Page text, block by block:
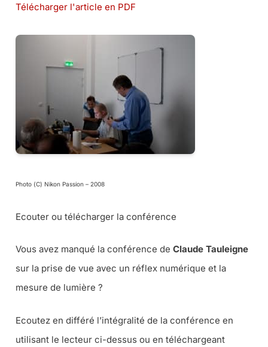
Télécharger l'article en PDF
Photo (C) Nikon Passion – 2008
Ecouter ou télécharger la conférence
Vous avez manqué la conférence de Claude Tauleigne
sur la prise de vue avec un réflex numérique et la
mesure de lumière ?
Ecoutez en différé l’intégralité de la conférence en
utilisant le lecteur ci-dessus ou en téléchargeant